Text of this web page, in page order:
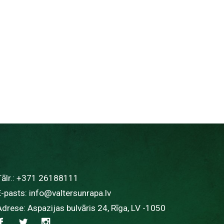
+371 26188111
pasts: info@valtersunrapa.lv
Aspazijas bulvāris 24, Rīga, LV -1050